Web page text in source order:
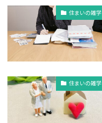
住まいの雑学
住まいの雑学